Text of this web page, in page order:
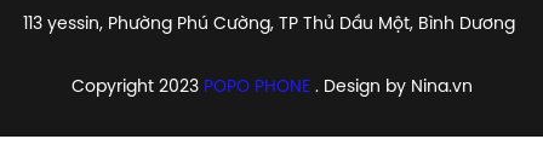
113 yessin, Phường Phú Cường, TP Thủ Dầu Một, Bình Dương
Copyright 2023 POPO PHONE . Design by Nina.vn